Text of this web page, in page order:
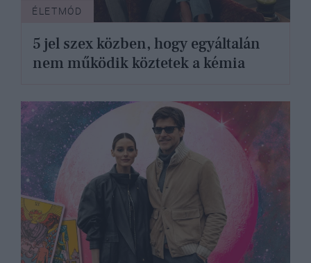
ÉLETMÓD
5 jel szex közben, hogy egyáltalán
nem működik köztetek a kémia